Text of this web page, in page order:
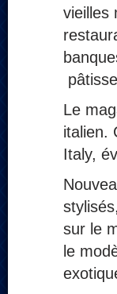
vieilles
Le
italien.
Italy,
sur le
le